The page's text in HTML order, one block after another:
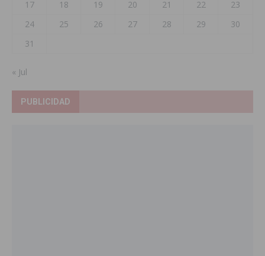
17
18 19 20 21 22
23
24
25 26 27 28 29
30
31
« Jul
PUBLICIDAD